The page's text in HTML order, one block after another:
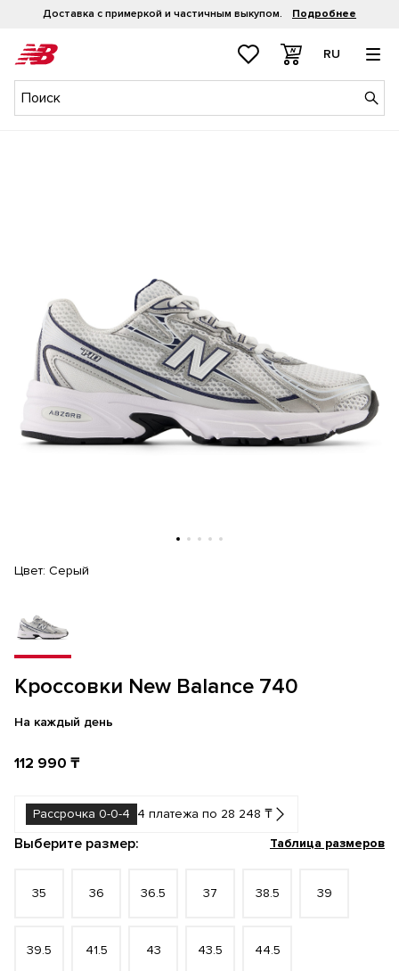
Доставка с примеркой и частичным выкупом. Подробнее
RU
Кроссовки New Balance 740
На каждый день
112 990 ₸
Рассрочка 0-0-4 4 платежа по 28 248 ₸
Цвет: Серый
Выберите размер: Таблица размеров
35 36 36.5 37 38.5 39
39.5 41.5 43 43.5 44.5